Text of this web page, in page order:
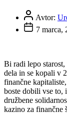
Avtor:
7 marca,
Bi radi lepo
dela in se kopali v
finančne
boste dobili vse to,
družbene
kazino za finančne